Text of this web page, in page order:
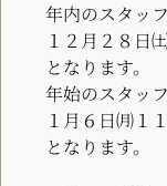
年内のスタッ
１２月２８日
となります。
年始のスタッ
１月６日㈪１
となります。